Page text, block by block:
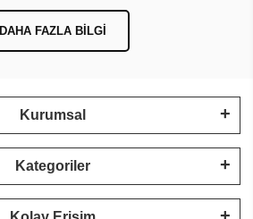
DAHA FAZLA BILGI
Kurumsal
Kategoriler